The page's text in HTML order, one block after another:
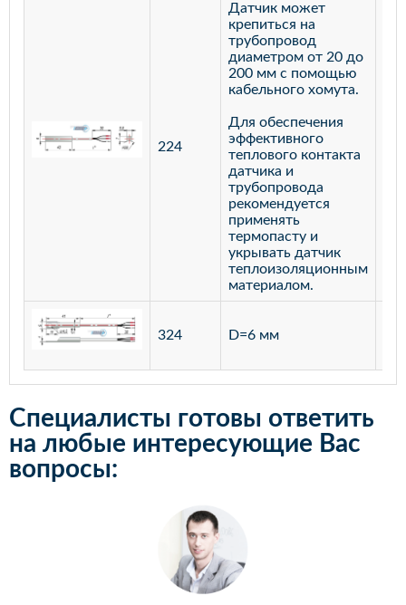
224
Датчик может
крепиться на
трубопровод
диаметром от 20 до
200 мм с помощью
кабельного хомута.
Для обеспечения
эффективного
теплового контакта
датчика и
трубопровода
рекомендуется
применять
термопасту и
укрывать датчик
теплоизоляционным
материалом.
324 D=6 мм
Специалисты готовы ответить
на любые интересующие Вас
вопросы: